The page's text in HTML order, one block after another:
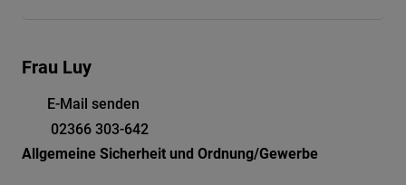
Frau Luy
E-Mail senden
02366 303-642
Allgemeine Sicherheit und Ordnung/Gewerbe